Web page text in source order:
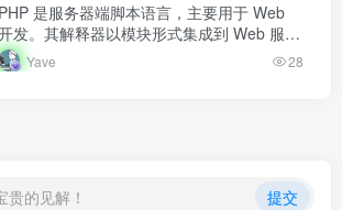
PHP 是服务器端脚本语言，主要用于 Web
发。其解释器以模块形式集成到 Web 服务
中，当收到请求时执行 PHP 代码，生成动
内容返回给客户端。
Yave 28
贵的见解！ 提交